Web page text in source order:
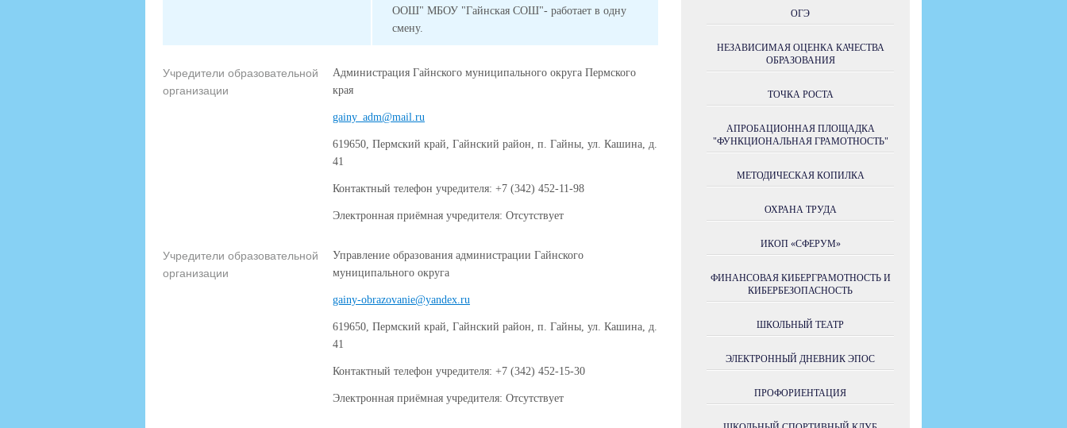
ООШ" МБОУ "Гайнская СОШ"- работает в одну
смену.
Учредители образовательной
организации
Администрация Гайнского муниципального округа Пермского
края
gainy_adm@mail.ru
619650, Пермский край, Гайнский район, п. Гайны, ул. Кашина, д.
41
Контактный телефон учредителя: +7 (342) 452-11-98
Электронная приёмная учредителя: Отсутствует
Учредители образовательной
организации
Управление образования администрации Гайнского
муниципального округа
gainy-obrazovanie@yandex.ru
619650, Пермский край, Гайнский район, п. Гайны, ул. Кашина, д.
41
Контактный телефон учредителя: +7 (342) 452-15-30
Электронная приёмная учредителя: Отсутствует
ОГЭ
НЕЗАВИСИМАЯ ОЦЕНКА КАЧЕСТВА
ОБРАЗОВАНИЯ
ТОЧКА РОСТА
АПРОБАЦИОННАЯ ПЛОЩАДКА
"ФУНКЦИОНАЛЬНАЯ ГРАМОТНОСТЬ"
МЕТОДИЧЕСКАЯ КОПИЛКА
ОХРАНА ТРУДА
ИКОП «СФЕРУМ»
ФИНАНСОВАЯ КИБЕРГРАМОТНОСТЬ И
КИБЕРБЕЗОПАСНОСТЬ
ШКОЛЬНЫЙ ТЕАТР
ЭЛЕКТРОННЫЙ ДНЕВНИК ЭПОС
ПРОФОРИЕНТАЦИЯ